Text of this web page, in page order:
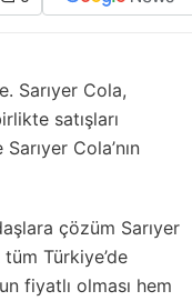
Sarıyer Cola,
satışları
Cola’nın
çözüm Sarıyer
Türkiye’de
fiyatlı olması hem